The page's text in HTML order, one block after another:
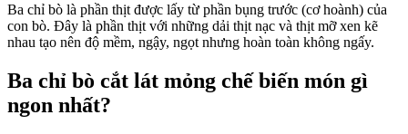
Ba chỉ bò là phần thịt được lấy từ phần bụng trước (cơ hoành) của
con bò. Đây là phần thịt với những dải thịt nạc và thịt mỡ xen kẽ
nhau tạo nên độ mềm, ngậy, ngọt nhưng hoàn toàn không ngấy.
Ba chỉ bò cắt lát mỏng chế biến món gì
ngon nhất?